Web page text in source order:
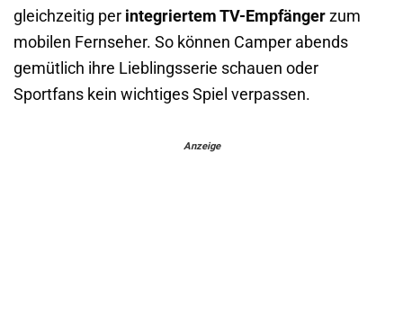
gleichzeitig per integriertem TV-Empfänger zum
mobilen Fernseher. So können Camper abends
gemütlich ihre Lieblingsserie schauen oder
Sportfans kein wichtiges Spiel verpassen.
Anzeige